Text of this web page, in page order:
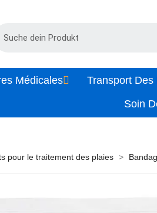
Médicales Transport Des
Soin
pour le traitement des plaies